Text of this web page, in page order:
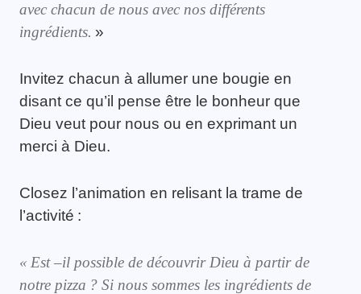
avec chacun de nous avec nos différents
ingrédients. »
Invitez chacun à allumer une bougie en
disant ce qu’il pense être le bonheur que
Dieu veut pour nous ou en exprimant un
merci à Dieu.
Closez l’animation en relisant la trame de
l’activité :
« Est –il possible de découvrir Dieu à partir de
notre pizza ? Si nous sommes les ingrédients de